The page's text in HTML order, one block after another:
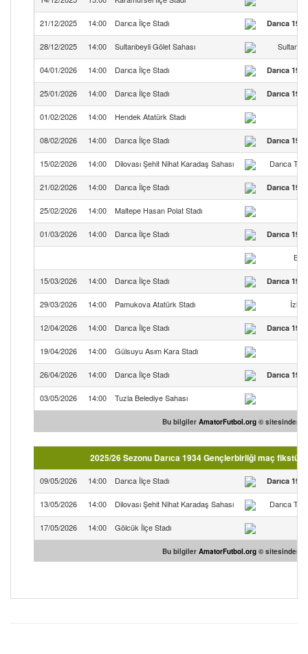
21/12/2025 14:00 Darıca İlçe Stadı Darıca
28/12/2025 14:00 Sultanbeyli Gölet Sahası
04/01/2026 14:00 Darıca İlçe Stadı Darıca
25/01/2026 14:00 Darıca İlçe Stadı Darıca
01/02/2026 14:00 Hendek Atatürk Stadı
08/02/2026 14:00 Darıca İlçe Stadı Darıca
15/02/2026 14:00 Dilovası Şehit Nihat Karadaş Sahası Darıca
21/02/2026 14:00 Darıca İlçe Stadı Darıca
25/02/2026 14:00 Maltepe Hasan Polat Stadı
01/03/2026 14:00 Darıca İlçe Stadı Darıca
15/03/2026 14:00 Darıca İlçe Stadı Darıca
29/03/2026 14:00 Pamukova Atatürk Stadı
12/04/2026 14:00 Darıca İlçe Stadı Darıca
19/04/2026 14:00 Gülsuyu Asım Kara Stadı
26/04/2026 14:00 Darıca İlçe Stadı Darıca
03/05/2026 14:00 Tuzla Belediye Sahası
Bu bilgiler AmatorFutbol.org© sitesinden
2025/26 Sezonu Darıca 1934 Gençlerbirliği maç
09/05/2026 14:00 Darıca İlçe Stadı Darıca
13/05/2026 14:00 Dilovası Şehit Nihat Karadaş Sahası Darıca
17/05/2026 14:00 Gölcük İlçe Stadı
Bu bilgiler AmatorFutbol.org© sitesinden